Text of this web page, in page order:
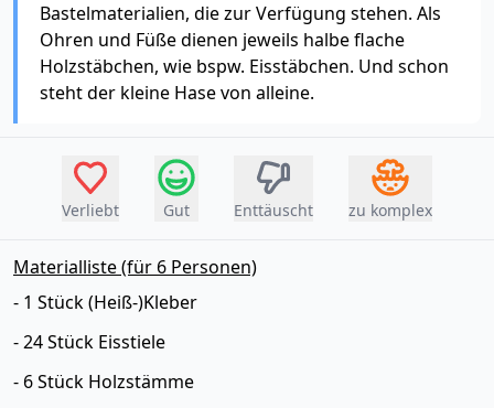
Bastelmaterialien, die zur Verfügung stehen. Als
Ohren und Füße dienen jeweils halbe flache
Holzstäbchen, wie bspw. Eisstäbchen. Und schon
steht der kleine Hase von alleine.
Verliebt Gut Enttäuscht zu komplex
Materialliste (für 6 Personen)
- 1 Stück (Heiß-)Kleber
- 24 Stück Eisstiele
- 6 Stück Holzstämme